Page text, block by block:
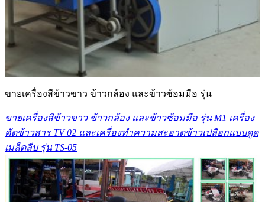
ขายเครื่องสีข้าวขาว ข้าวกล้อง และข้าวซ้อมมือ รุ่น
ขายเครื่องสีข้าวขาว ข้าวกล้อง และข้าวซ้อมมือ รุ่น M1 เครื่อง
คัดข้าวสาร TV 02 และเครื่องทำความสะอาดข้าวเปลือกแบบดูด
เมล็ดลีบ รุ่น TS-05